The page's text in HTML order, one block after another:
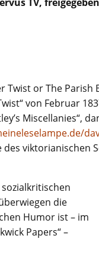
Twist or The Parish
von Februar
Miscellanies“,
des viktorianischen
die
Humor ist – im
Papers“ –